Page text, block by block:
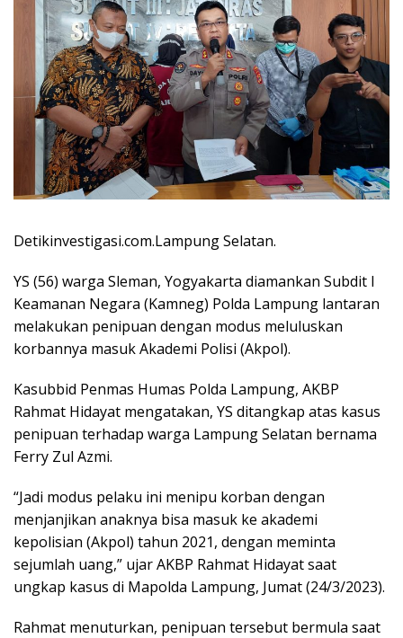
Detikinvestigasi.com.Lampung Selatan.
YS (56) warga Sleman, Yogyakarta diamankan Subdit I
Keamanan Negara (Kamneg) Polda Lampung lantaran
melakukan penipuan dengan modus meluluskan
korbannya masuk Akademi Polisi (Akpol).
Kasubbid Penmas Humas Polda Lampung, AKBP
Rahmat Hidayat mengatakan, YS ditangkap atas kasus
penipuan terhadap warga Lampung Selatan bernama
Ferry Zul Azmi.
“Jadi modus pelaku ini menipu korban dengan
menjanjikan anaknya bisa masuk ke akademi
kepolisian (Akpol) tahun 2021, dengan meminta
sejumlah uang,” ujar AKBP Rahmat Hidayat saat
ungkap kasus di Mapolda Lampung, Jumat (24/3/2023).
Rahmat menuturkan, penipuan tersebut bermula saat